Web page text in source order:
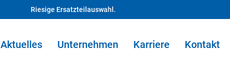
Riesige Ersatzteilauswahl.
Aktuelles Unternehmen Karriere Kontakt